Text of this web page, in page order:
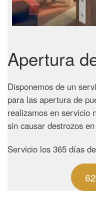
Apertura
Disponemos de un
para las apertura de
realizamos en servicio
sin causar destrozos
Servicio los 365 días